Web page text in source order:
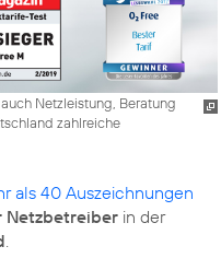
Netzleistung, Beratung
zahlreiche
als 40 Auszeichnungen
Netzbetreiber in der